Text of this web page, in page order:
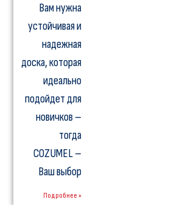
Вам нужна
устойчивая и
надежная
доска, которая
идеально
подойдет для
новичков –
тогда
COZUMEL –
Ваш выбор
Подробнее »